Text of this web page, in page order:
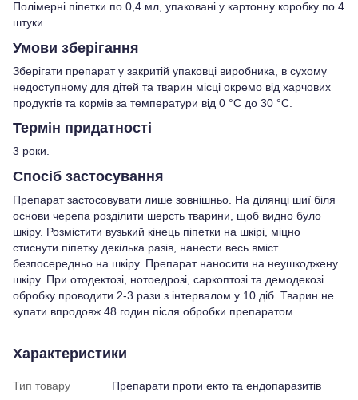
Полімерні піпетки по 0,4 мл, упаковані у картонну коробку по 4
штуки.
Умови зберігання
Зберігати препарат у закритій упаковці виробника, в сухому
недоступному для дітей та тварин місці окремо від харчових
продуктів та кормів за температури від 0 °С до 30 °С.
Термін придатності
3 роки.
Спосіб застосування
Препарат застосовувати лише зовнішньо. На ділянці шиї біля
основи черепа розділити шерсть тварини, щоб видно було
шкіру. Розмістити вузький кінець піпетки на шкірі, міцно
стиснути піпетку декілька разів, нанести весь вміст
безпосередньо на шкіру. Препарат наносити на неушкоджену
шкіру. При отодектозі, нотоедрозі, саркоптозі та демодекозі
обробку проводити 2-3 рази з інтервалом у 10 діб. Тварин не
купати впродовж 48 годин після обробки препаратом.
Характеристики
Тип товару
Препарати проти екто та ендопаразитів